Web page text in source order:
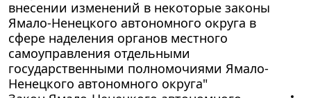
внесении изменений в некоторые законы
Ямало-Ненецкого автономного округа в
сфере наделения органов местного
самоуправления отдельными
государственными полномочиями Ямало-
Ненецкого автономного округа"